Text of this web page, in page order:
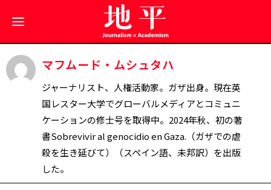
マフムード・ムシュタハ
ジャーナリスト、人権活動家。ガザ出身。現在英
国レスター大学でグローバルメディアとコミュニ
ケーションの修士号を取得中。2024年秋、初の著
書Sobrevivir al genocidio en Gaza.（ガザでの虐
殺を生き延びて）（スペイン語、未邦訳）を出版
した。